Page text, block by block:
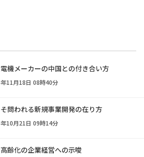
機メーカーの中国との付き合い方
11月18日 08時40分
問われる新規事業開発の在り方
10月21日 09時14分
齢化の企業経営への示唆